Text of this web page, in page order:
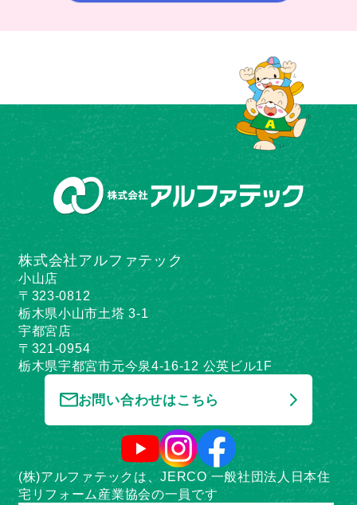
株式会社アルファテック
小山店
〒323-0812
栃木県小山市土塔 3-1
宇都宮店
〒321-0954
栃木県宇都宮市元今泉4-16-12 公英ビル1F
お問い合わせはこちら
(株)アルファテックは、JERCO 一般社団法人日本住
宅リフォーム産業協会の一員です